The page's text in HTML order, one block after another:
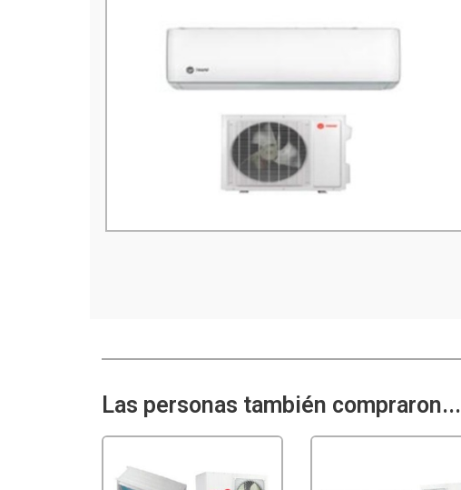
Las personas también compraron...